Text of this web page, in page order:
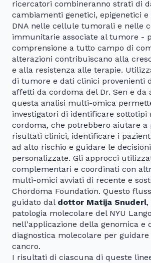
ricercatori combineranno strati di
cambiamenti genetici, epigenetici
DNA nelle cellule tumorali e nelle
immunitarie associate al tumore -
comprensione a tutto campo di
alterazioni contribuiscano alla
e alla resistenza alle terapie.
di tumore e dati clinici provenienti
affetti da cordoma del Dr. Sen e da
questa analisi multi-omica
investigatori di identificare sottotipi
cordoma, che potrebbero aiutare a
risultati clinici, identificare i
ad alto rischio e guidare le
personalizzate. Gli approcci
complementari e coordinati con
multi-omici avviati di recente e
Chordoma Foundation. Questo
guidato dal dottor Matija Snuderl,
patologia molecolare del NYU
nell'applicazione della genomica e
diagnostica molecolare per
cancro.
I risultati di ciascuna di queste